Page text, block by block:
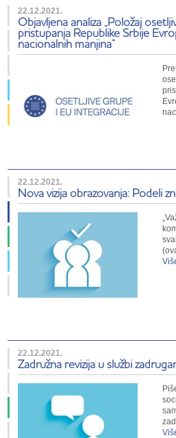
22.12.2021.
Objavljena analiza „Položaj
pristupanja Republike Srbije
nacionalnih manjina“
22.12.2021.
Nova vizija obrazovanja: Podeli
22.12.2021.
Zadružna revizija u službi